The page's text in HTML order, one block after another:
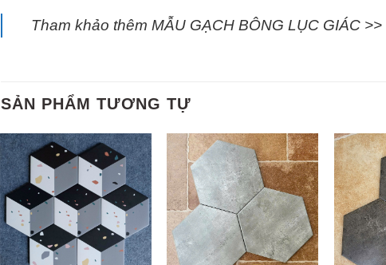
Tham khảo thêm MẪU GẠCH BÔNG LỤC GIÁC >>
SẢN PHẨM TƯƠNG TỰ